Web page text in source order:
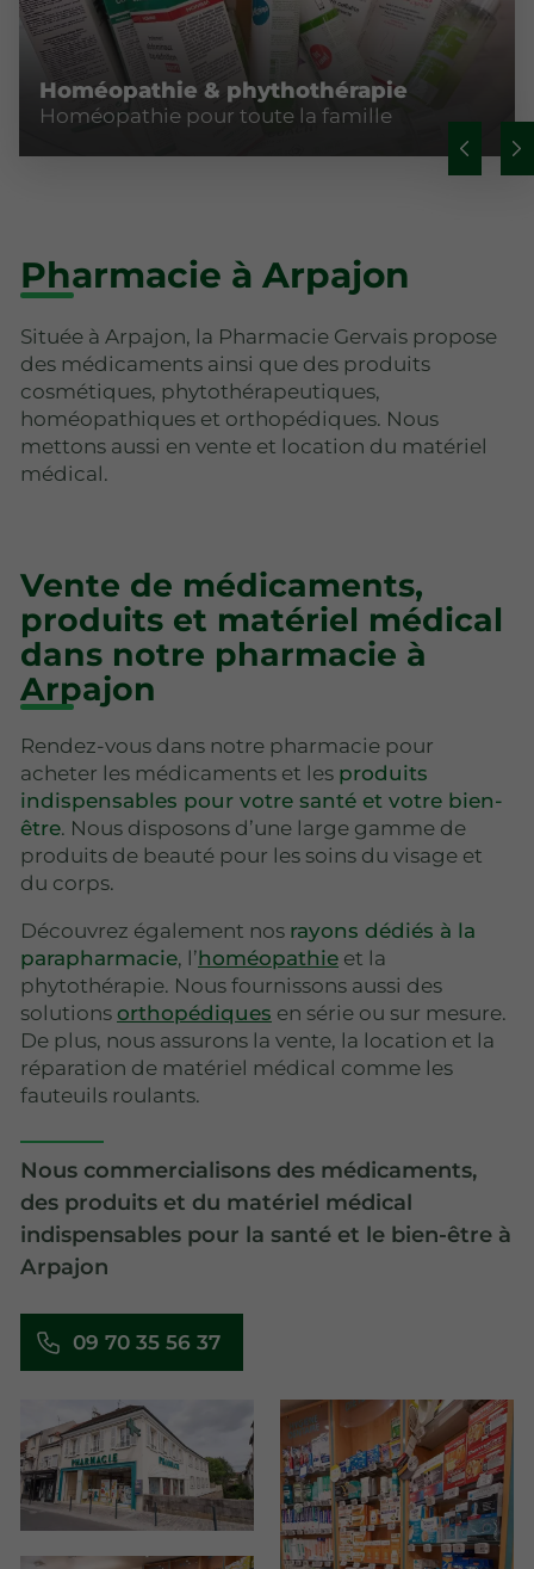
Homéopathie & phythothérapie
Homéopathie pour toute la famille
Pharmacie à Arpajon
Située à Arpajon, la Pharmacie Gervais propose
des médicaments ainsi que des produits
cosmétiques, phytothérapeutiques,
homéopathiques et orthopédiques. Nous
mettons aussi en vente et location du matériel
médical.
Vente de médicaments,
produits et matériel médical
dans notre pharmacie à
Arpajon
Rendez-vous dans notre pharmacie pour
acheter les médicaments et les produits
indispensables pour votre santé et votre bien-
être. Nous disposons d’une large gamme de
produits de beauté pour les soins du visage et
du corps.
Découvrez également nos rayons dédiés à la
parapharmacie, l’homéopathie et la
phytothérapie. Nous fournissons aussi des
solutions orthopédiques en série ou sur mesure.
De plus, nous assurons la vente, la location et la
réparation de matériel médical comme les
fauteuils roulants.
Nous commercialisons des médicaments,
des produits et du matériel médical
indispensables pour la santé et le bien-être à
Arpajon
09 70 35 56 37